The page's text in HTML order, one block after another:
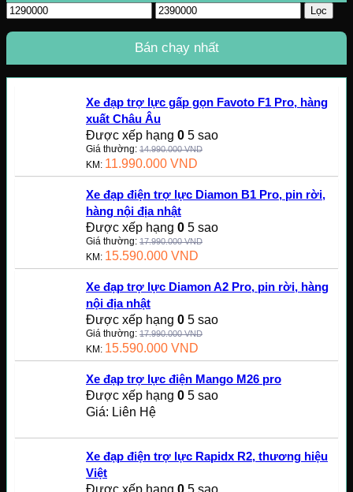
Giá
tối
thiểu
Giá
tối
Lọc
Bán chạy nhất
Xe đạp trợ lực gấp gọn Favoto F1 Pro, hàng
xuất Châu Âu
Được xếp hạng 0 5 sao
Giá thường: 14.990.000VND
KM: 11.990.000 VND
Xe đạp điện trợ lực Diamon B1 Pro, pin rời,
hàng nội địa nhật
Được xếp hạng 0 5 sao
Giá thường: 17.990.000VND
KM: 15.590.000 VND
Xe đạp trợ lực Diamon A2 Pro, pin rời, hàng
nội địa nhật
Được xếp hạng 0 5 sao
Giá thường: 17.990.000VND
KM: 15.590.000 VND
Xe đạp trợ lực điện Mango M26 pro
Được xếp hạng 0 5 sao
Giá: Liên Hệ
Xe đạp điện trợ lực Rapidx R2, thương hiệu
Việt
Được xếp hạng 0 5 sao